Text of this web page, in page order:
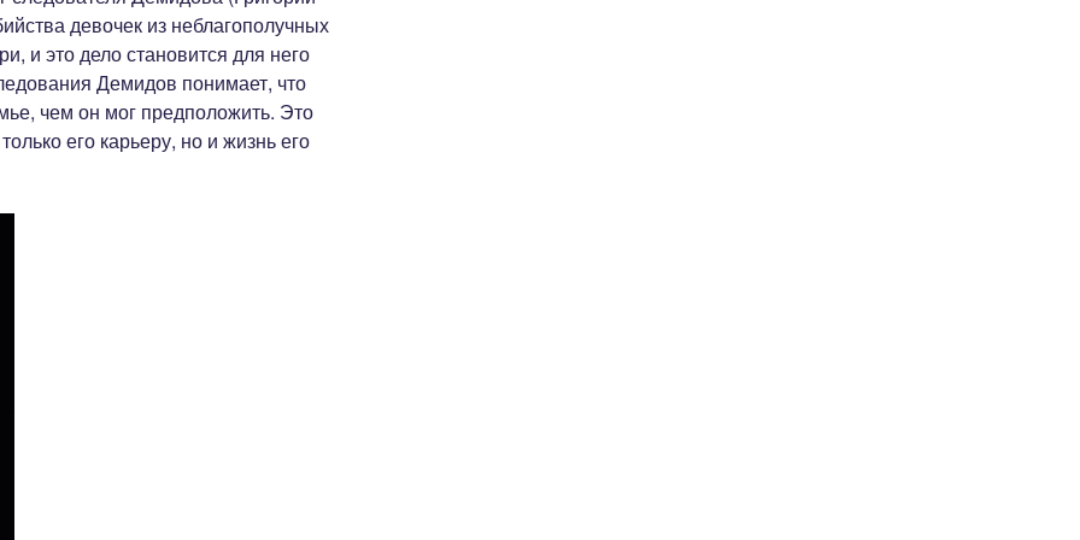
девочек из неблагополучных
и это дело становится для него
Демидов понимает, что
чем он мог предположить. Это
его карьеру, но и жизнь его